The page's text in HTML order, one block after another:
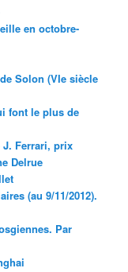
en octobre-
Solon (VIe siècle
font le plus de
J. Ferrari, prix
Delrue
(au 9/11/2012).
Par